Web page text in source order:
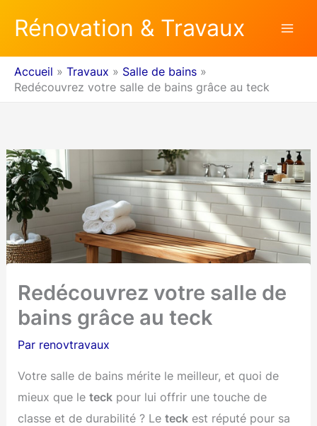
Rénovation & Travaux
Accueil Travaux
Salle de bains
Redécouvrez votre salle de bains grâce au teck
Redécouvrez votre salle de
bains grâce au teck
Par renovtravaux
Votre salle de bains mérite le meilleur, et quoi de
mieux que leteck pour lui offrir une touche de
classe et de durabilité ? Leteck est réputé pour sa